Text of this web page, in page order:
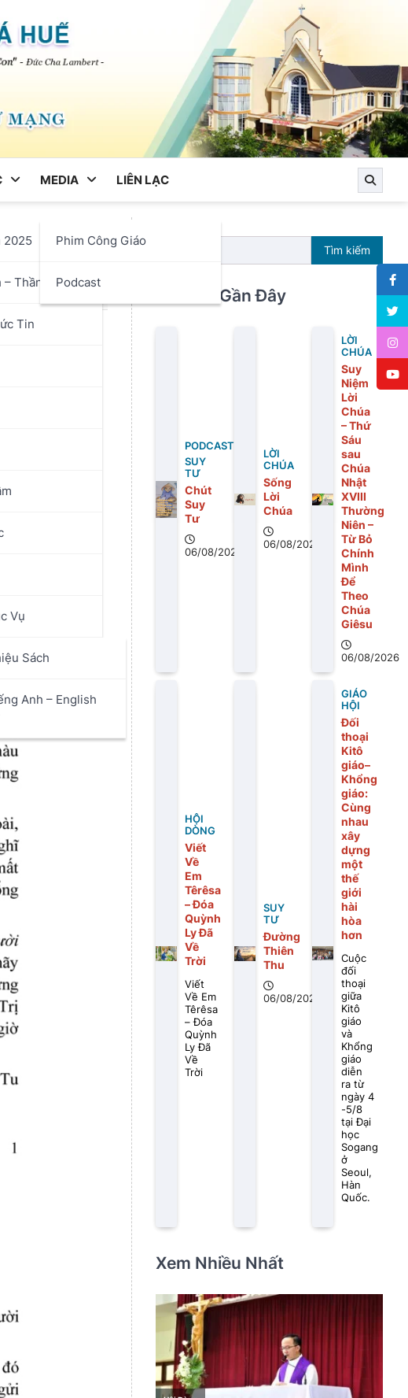
2025
Thần Học
Tin
Vụ
Thuật
Sách
Anh – English
MEDIA
Phim Công Giáo
Podcast
LIÊN LẠC
Tìm kiếm
Bài Viết Gần Đây
PODCAST
SUY
TƯ
Chút
Suy
Tư
06/08/2026
LỜI
CHÚA
Sống
Lời
Chúa
06/08/2026
LỜI
CHÚA
Suy
Niệm
Lời
Chúa
– Thứ
Sáu
sau
Chúa
Nhật
XVIII
Thường
Niên –
Từ Bỏ
Chính
Mình
Để
Theo
Chúa
Giêsu
06/08/2026
HỘI
DÒNG
Viết
Về
Em
Têrêsa
– Đóa
Quỳnh
Ly Đã
Về
Trời
Viết
Về Em
Têrêsa
– Đóa
Quỳnh
Ly Đã
Về
Trời
SUY
TƯ
Đường
Thiên
Thu
06/08/2026
GIÁO
HỘI
Đối
thoại
Kitô
giáo–
Khổng
giáo:
Cùng
nhau
xây
dựng
một
thế
giới
hài
hòa
hơn
Cuộc
đối
thoại
giữa
Kitô
giáo
và
Khổng
giáo
diễn
ra từ
ngày 4
-5/8
tại Đại
học
Sogang
ở
Seoul,
Hàn
Quốc.
Xem Nhiều Nhất